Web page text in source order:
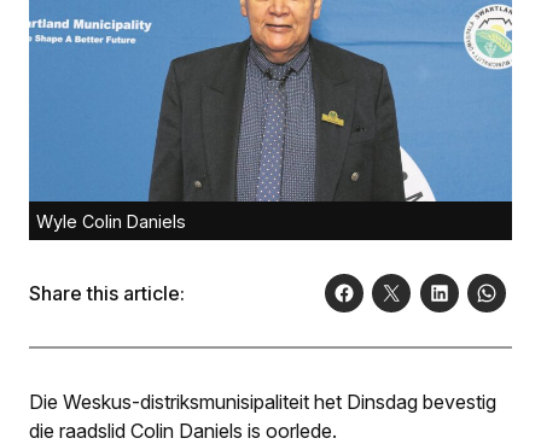
Wyle Colin Daniels
Share this article:
Die Weskus-distriksmunisi­paliteit het Dinsdag bevestig
die raadslid Colin Daniels is oorlede.